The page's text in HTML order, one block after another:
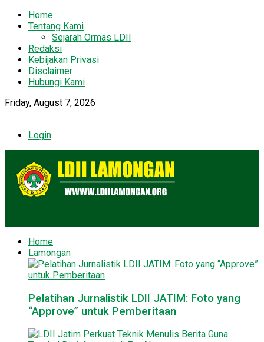
Home
Tentang Kami
Sejarah Ormas LDII
Redaksi
Kebijakan Privasi
Disclaimer
Hubungi Kami
Friday, August 7, 2026
Login
Home
Lamongan
Pelatihan Jurnalistik LDII JATIM: Foto yang
“Approve” untuk Pemberitaan